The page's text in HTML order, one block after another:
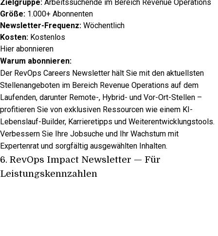
Zielgruppe: Arbeitssuchende im Bereich Revenue Operations
Größe: 1.000+ Abonnenten
Newsletter-Frequenz: Wöchentlich
Kosten: Kostenlos
Hier abonnieren
Warum abonnieren:
Der RevOps Careers Newsletter hält Sie mit den aktuellsten
Stellenangeboten im Bereich Revenue Operations auf dem
Laufenden, darunter Remote-, Hybrid- und Vor-Ort-Stellen –
profitieren Sie von exklusiven Ressourcen wie einem KI-
Lebenslauf-Builder, Karrieretipps und Weiterentwicklungstools.
Verbessern Sie Ihre Jobsuche und Ihr Wachstum mit
Expertenrat und sorgfältig ausgewählten Inhalten.
6. RevOps Impact Newsletter — Für
Leistungskennzahlen